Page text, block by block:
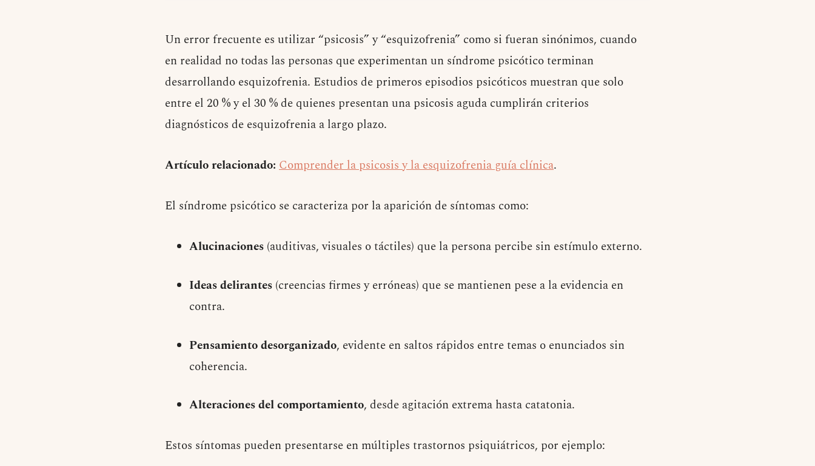
Un error frecuente es utilizar “psicosis” y “esquizofrenia” como si fueran sinónimos, cuando
en realidad no todas las personas que experimentan un síndrome psicótico terminan
desarrollando esquizofrenia. Estudios de primeros episodios psicóticos muestran que solo
entre el 20 % y el 30 % de quienes presentan una psicosis aguda cumplirán criterios
diagnósticos de esquizofrenia a largo plazo.
Artículo relacionado: Comprender la psicosis y la esquizofrenia guía clínica.
El síndrome psicótico se caracteriza por la aparición de síntomas como:
Alucinaciones (auditivas, visuales o táctiles) que la persona percibe sin estímulo externo.
Ideas delirantes (creencias firmes y erróneas) que se mantienen pese a la evidencia en
contra.
Pensamiento desorganizado, evidente en saltos rápidos entre temas o enunciados sin
coherencia.
Alteraciones del comportamiento, desde agitación extrema hasta catatonia.
Estos síntomas pueden presentarse en múltiples trastornos psiquiátricos, por ejemplo: